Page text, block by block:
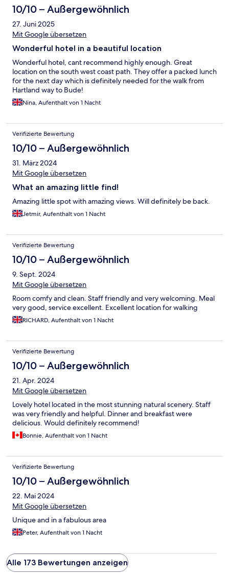
10/10 – Außergewöhnlich
27. Juni 2025
Mit Google übersetzen
Wonderful hotel in a beautiful location
Wonderful hotel, cant recommend highly enough. Great
location on the south west coast path. They offer a packed lunch
for the next day which is definitely needed for the walk from
Hartland way to Bude!
Nina, Aufenthalt von 1 Nacht
Verifizierte Bewertung
10/10 – Außergewöhnlich
31. März 2024
Mit Google übersetzen
What an amazing little find!
Amazing little spot with amazing views. Will definitely be back.
Jetmir, Aufenthalt von 1 Nacht
Verifizierte Bewertung
10/10 – Außergewöhnlich
9. Sept. 2024
Mit Google übersetzen
Room comfy and clean. Staff friendly and very welcoming. Meal
very good, service excellent. Excellent location for walking
RICHARD, Aufenthalt von 1 Nacht
Verifizierte Bewertung
10/10 – Außergewöhnlich
21. Apr. 2024
Mit Google übersetzen
Lovely hotel located in the most stunning natural scenery. Staff
was very friendly and helpful. Dinner and breakfast were
delicious. Would definitely recommend!
Bonnie, Aufenthalt von 1 Nacht
Verifizierte Bewertung
10/10 – Außergewöhnlich
22. Mai 2024
Mit Google übersetzen
Unique and in a fabulous area
Peter, Aufenthalt von 1 Nacht
Alle 173 Bewertungen anzeigen